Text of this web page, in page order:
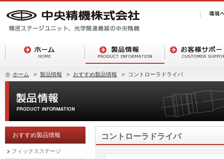
ホーム 製品情報 おすすめ製品情報 コントローラドライバ
コントローラドライバ
おすすめ製品情報
フィックスステージ